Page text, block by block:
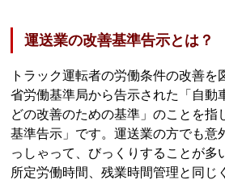
運送業の改善基準告示とは？
トラック運転者の労働条件の改善を
省労働基準局から告示された「自動
どの改善のための基準」のことを指
基準告示」です。運送業の方でも意
っしゃって、びっくりすることが多
所定労働時間、残業時間管理と同じ